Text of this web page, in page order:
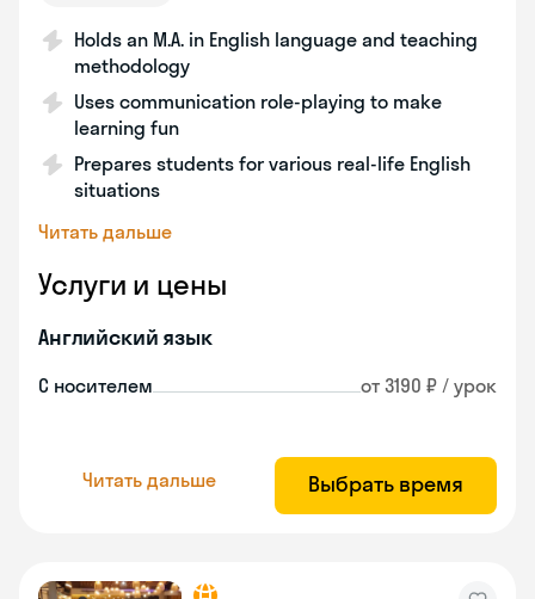
Holds an M.A. in English language and teaching
methodology
Uses communication role-playing to make
learning fun
Prepares students for various real-life English
situations
Читать дальше
Услуги и цены
Английский язык
С носителем от 3190 ₽ / урок
Читать дальше Выбрать время